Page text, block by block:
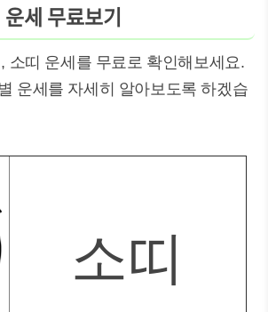
세 무료보기
소띠 운세를 무료로 확인해보세요.
운세를 자세히 알아보도록 하겠습
소띠